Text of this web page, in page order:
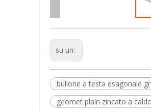
su un:
bullone a testa esagonale
geomet plain zincato a